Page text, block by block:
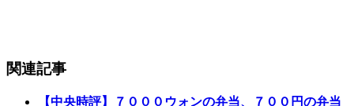
関連記事
【中央時評】７０００ウォンの弁当、７００円の弁当